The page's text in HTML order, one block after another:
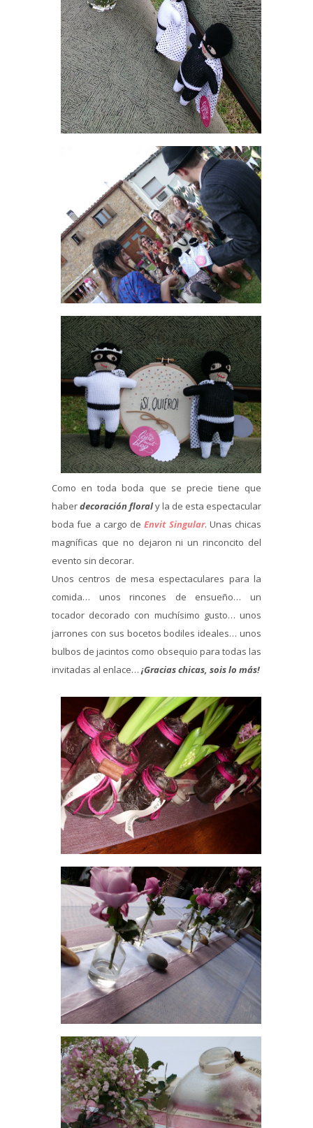
Como en toda boda que se precie tiene que
haberdecoración floraly la de esta espectacular
boda fue a cargo de Envit Singular. Unas chicas
magníficas que no dejaron ni un rinconcito del
evento sin decorar.
Unos centros de mesa espectaculares para la
comida… unos rincones de ensueño… un
tocador decorado con muchísimo gusto… unos
jarrones con sus bocetos bodiles ideales… unos
bulbos de jacintos como obsequio para todas las
invitadas al enlace… ¡Gracias chicas, sois lo más!